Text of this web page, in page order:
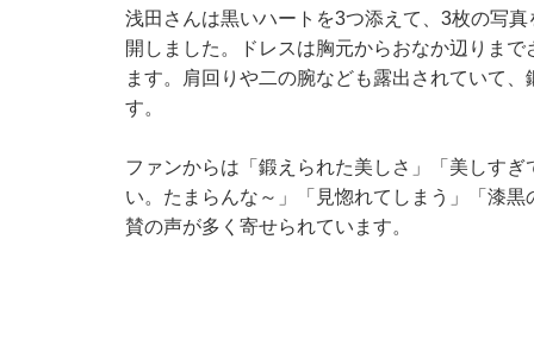
浅田さんは黒いハートを3つ添えて、3枚の写
開しました。ドレスは胸元からおなか辺りま
ます。肩回りや二の腕なども露出されていて
す。
ファンからは「鍛えられた美しさ」「美しす
い。たまらんな～」「見惚れてしまう」「漆
賛の声が多く寄せられています。